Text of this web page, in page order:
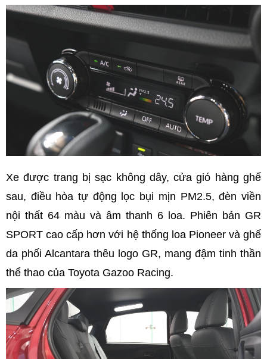
Xe được trang bị sạc không dây, cửa gió hàng ghế
sau, điều hòa tự động lọc bụi mịn PM2.5, đèn viền
nội thất 64 màu và âm thanh 6 loa. Phiên bản GR
SPORT cao cấp hơn với hệ thống loa Pioneer và ghế
da phối Alcantara thêu logo GR, mang đậm tinh thần
thể thao của Toyota Gazoo Racing.